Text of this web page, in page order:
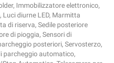
Immobilizzatore elettronico,
Luci diurne LED, Marmitta
di riserva, Sedile posteriore
di pioggia, Sensori di
posteriori, Servosterzo,
parcheggio automatico,